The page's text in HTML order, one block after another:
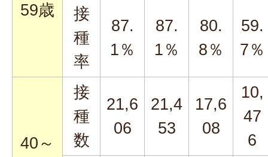
59歳
接
種
率
87.
1％
87.
1％
80.
8％
59.
7％
40～
接
種
数
21,6
06
21,4
53
17,6
08
10,
47
6